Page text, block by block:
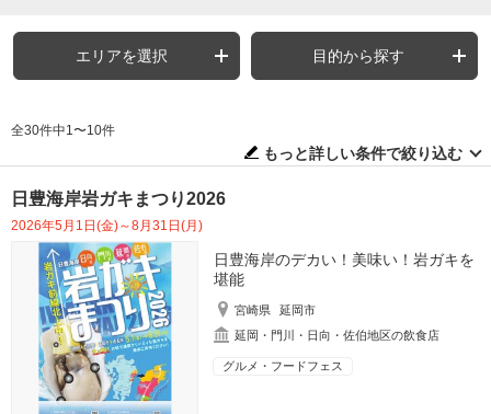
エリアを選択 目的から探す
全30件中1〜10件
もっと詳しい条件で絞り込む
日豊海岸岩ガキまつり2026
2026年5月1日(金)～8月31日(月)
日豊海岸のデカい！美味い！岩ガキを
堪能
宮崎県
延岡市
延岡・門川・日向・佐伯地区の飲食店
グルメ・フードフェス